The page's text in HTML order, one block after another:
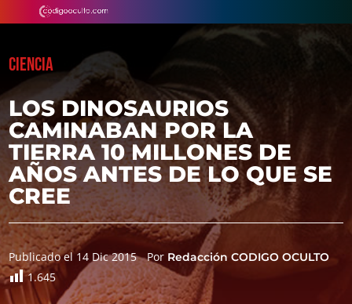
CIENCIA
LOS DINOSAURIOS
CAMINABAN POR LA
TIERRA 10 MILLONES DE
AÑOS ANTES DE LO QUE SE
CREE
Publicado el 14 Dic 2015 Por Redacción CODIGO OCULTO
1.645